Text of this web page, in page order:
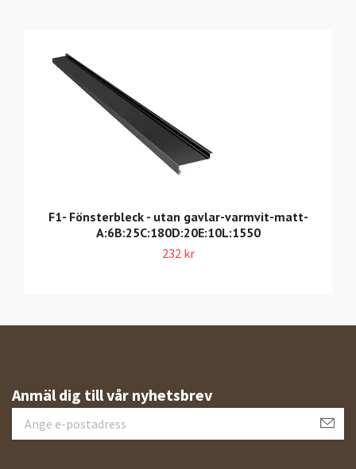
F1- Fönsterbleck - utan gavlar-varmvit-matt-
A:6B:25C:180D:20E:10L:1550
232 kr
Anmäl dig till vår nyhetsbrev